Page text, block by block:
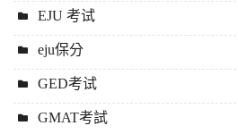
EJU 考试
eju保分
GED考试
GMAT考試